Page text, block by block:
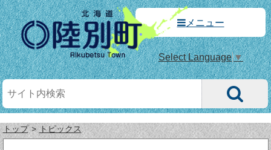
メニュー
Select Language▼
トップ トピックス